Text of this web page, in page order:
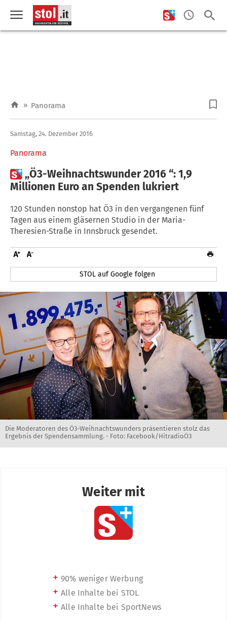
» Panorama
Panorama
Samstag, 24. Dezember 2016
„Ö3-Weihnachtswunder 2016 “: 1,9
Millionen Euro an Spenden lukriert
120 Stunden nonstop hat Ö3 in den vergangenen fünf
Tagen aus einem gläsernen Studio in der Maria-
Theresien-Straße in Innsbruck gesendet.
STOL auf Google folgen
Die Moderatoren des Ö3-Weihnachtswunders präsentieren stolz das
Ergebnis der Spendensammlung. - Foto: Facebook/HitradioÖ3